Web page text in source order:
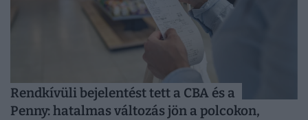
Rendkívüli bejelentést tett a CBA és a
Penny: hatalmas változás jön a polcokon,